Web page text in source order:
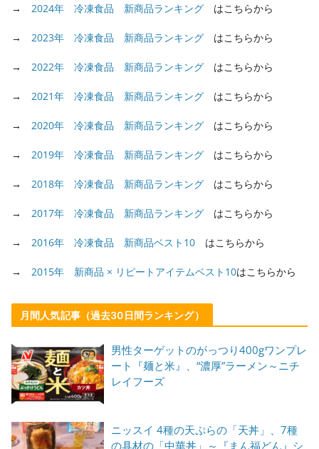
→ 2024年 冷凍食品 新商品ランキング はこちらから
→ 2023年 冷凍食品 新商品ランキング はこちらから
→ 2022年 冷凍食品 新商品ランキング はこちらから
→ 2021年 冷凍食品 新商品ランキング はこちらから
→ 2020年 冷凍食品 新商品ランキング はこちらから
→ 2019年 冷凍食品 新商品ランキング はこちらから
→ 2018年 冷凍食品 新商品ランキング はこちらから
→ 2017年 冷凍食品 新商品ランキング はこちらから
→ 2016年 冷凍食品 新商品ベスト10 はこちらから
→ 2015年 新商品 × リピートアイテムベスト10はこちらから
月間人気記事（過去30日間ランキング）
男性ターゲットのがっつり400gワンプレ
ート『麺と米』、“濃厚”ラーメン～ニチ
レイフーズ
ニッスイ 4種の天ぷらの「天丼」、7種
の具材の「中華丼」～『まん福どん』シ